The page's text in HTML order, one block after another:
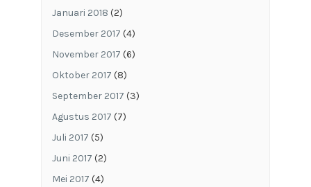
Januari 2018 (2)
Desember 2017 (4)
November 2017 (6)
Oktober 2017 (8)
September 2017 (3)
Agustus 2017 (7)
Juli 2017 (5)
Juni 2017 (2)
Mei 2017 (4)